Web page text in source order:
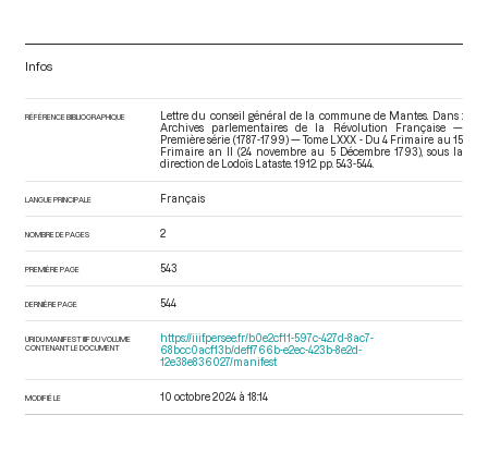
Infos
RÉFÉRENCE BIBLIOGRAPHIQUE
Lettre du conseil général de la commune de Mantes. Dans :
Archives parlementaires de la Révolution Française —
Première série (1787-1799) — Tome LXXX - Du 4 Frimaire au 15
Frimaire an II (24 novembre au 5 Décembre 1793), sous la
direction de Lodoïs Lataste. 1912. pp. 543-544.
LANGUE PRINCIPALE Français
NOMBRE DE PAGES 2
PREMIÈRE PAGE 543
DERNIÈRE PAGE 544
URI DU MANIFEST IIIF DU VOLUME
CONTENANT LE DOCUMENT
https://iiif.persee.fr/b0e2cf11-597c-427d-8ac7-
68bcc0acf13b/deff766b-e2ec-423b-8e2d-
12e38e836027/manifest
MODIFIÉ LE 10 octobre 2024 à 18:14